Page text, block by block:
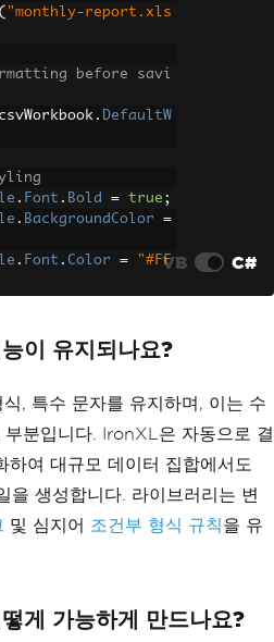
Stock ;
++;
( "monthly-report.xls
before savi
. DefaultW
. Font . Bold = true ;
. BackgroundColor
=
. Font . Color =
"#FF
=
"$#,##0.0
range
["A1:D100"
. SetBorder
Borde
. Thin ,
"#
for better readabi
( 2);
// Column C
( ); // Column D
VB C#
이 유지되나요?
, 특수 문자를 유지하며, 이는 수
분입니다. IronXL은 자동으로 결
여 대규모 데이터 집합에서도
을 생성합니다. 라이브러리는 변
및 심지어 조건부 형식 규칙을 유
게 가능하게 만드나요?